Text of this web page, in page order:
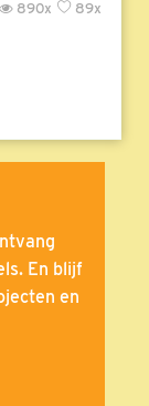
89x
890x
En blijf
en